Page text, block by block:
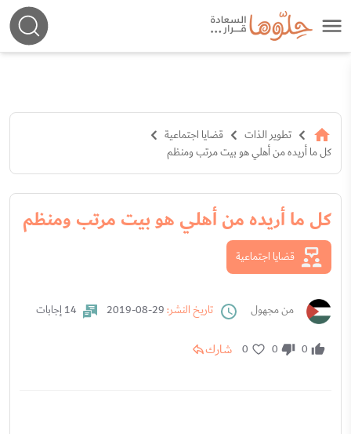
تطوير الذات
قضايا اجتماعية
كل ما أريده من أهلي هو بيت مرتب ومنظم
كل ما أريده من أهلي هو بيت مرتب ومنظم
قضايا اجتماعية
من مجهول تاريخ النشر: 14 إجابات
0
0
0 شارك